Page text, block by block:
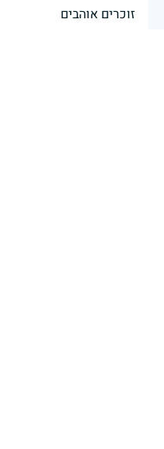
זוכרים אוהבים